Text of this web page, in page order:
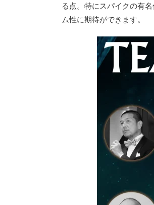
る点。 特にスパイクの有
ム性に期待ができます。